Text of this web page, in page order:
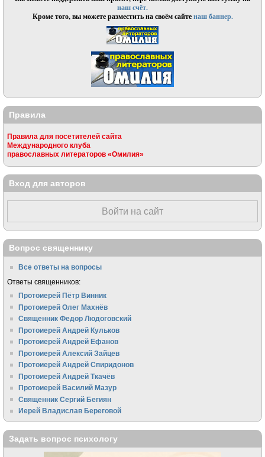
наш счёт.
Кроме того, вы можете разместить на своём сайтенаш баннер.
Правила
Правила для посетителей сайта
Международного клуба
православных литераторов «Омилия»
Вход для авторов
Войти на сайт
Вопрос священнику
Все ответы на вопросы
Ответы священников:
Протоиерей Пётр Винник
Протоиерей Олег Махнёв
Священник Федор Людоговский
Протоиерей Андрей Кульков
Протоиерей Андрей Ефанов
Протоиерей Алексий Зайцев
Протоиерей Андрей Спиридонов
Протоиерей Андрей Ткачёв
Протоиерей Василий Мазур
Священник Сергий Бегиян
Иерей Владислав Береговой
Задать вопрос психологу